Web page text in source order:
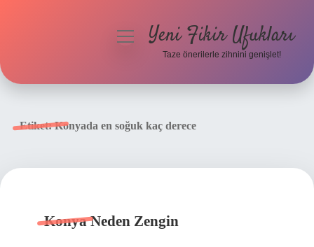
menüyüYeni Fikir Ufukları
Taze önerilerle zihnini genişlet!
Etiket:Konyada en soğuk kaç derece
Konya Neden Zengin